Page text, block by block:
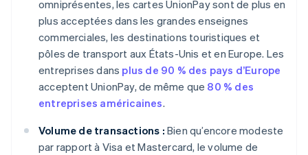
omniprésentes, les cartes UnionPay sont de plus en
plus acceptées dans les grandes enseignes
commerciales, les destinations touristiques et
pôles de transport aux États-Unis et en Europe. Les
entreprises dans plus de 90 % des pays d’Europe
acceptent UnionPay, de même que 80 % des
entreprises américaines.
Volume de transactions : Bien qu’encore modeste
par rapport à Visa et Mastercard, le volume de